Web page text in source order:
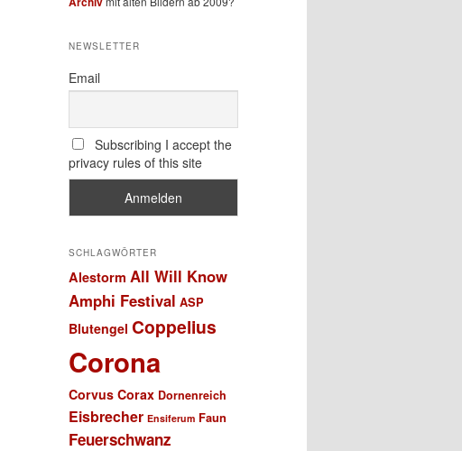
NEWSLETTER
Email
Subscribing I accept the
privacy rules of this site
SCHLAGWÖRTER
Alestorm All Will Know
Amphi Festival ASP
Blutengel Coppelius
Corona
Corvus Corax Dornenreich
Eisbrecher Ensiferum Faun
Feuerschwanz